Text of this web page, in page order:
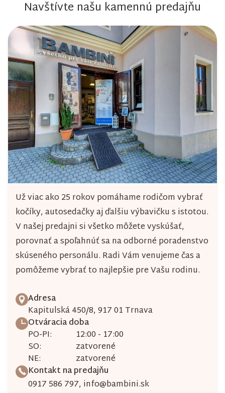
Navštívte našu kamennú predajňu
Už viac ako 25 rokov pomáhame rodičom vybrať
kočíky, autosedačky aj ďalšiu výbavičku s istotou.
V našej predajni si všetko môžete vyskúšať,
porovnať a spoľahnúť sa na odborné poradenstvo
skúseného personálu. Radi Vám venujeme čas a
pomôžeme vybrať to najlepšie pre Vašu rodinu.
Adresa
Kapitulská 450/8, 917 01 Trnava
Otváracia doba
PO-PI:
12:00 - 17:00
SO:
zatvorené
NE:
zatvorené
Kontakt na predajňu
0917 586 797, info@bambini.sk